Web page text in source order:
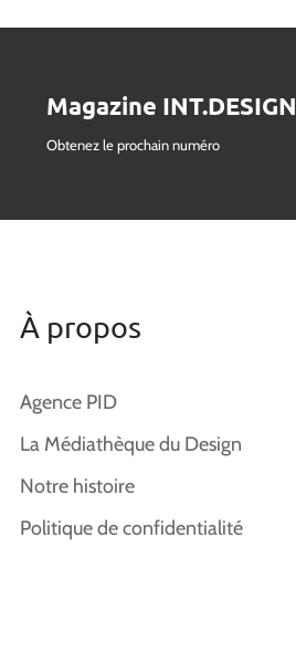
Magazine INT.DESIGN
Obtenez le prochain numéro
À propos
Agence PID
La Médiathèque du Design
Notre histoire
Politique de confidentialité